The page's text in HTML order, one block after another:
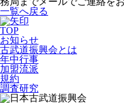
一覧へ戻る
TOP
お知らせ
古武道振興会とは
年中行事
加盟流派
規約
調査研究